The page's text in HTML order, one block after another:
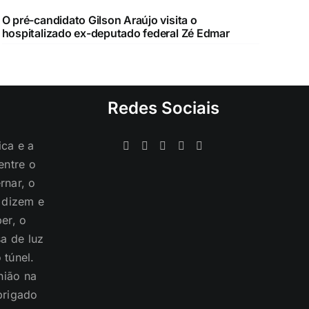
O pré-candidato Gilson Araújo visita o
hospitalizado ex-deputado federal Zé Edmar
e a
o
o
e
o
de luz
túnel.
na
Redes Sociais